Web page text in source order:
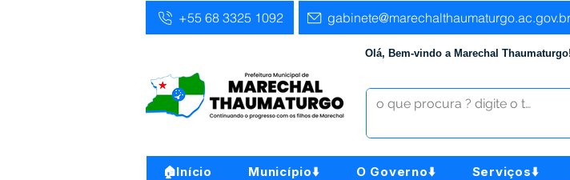
+55 68 3325 1092 gabinete@marechalthaumaturgo.ac.gov.br
Olá, Bem-vindo a Marechal Thaumaturgo!
🏠Início Município⬇️ O Governo⬇️ Serviços⬇️